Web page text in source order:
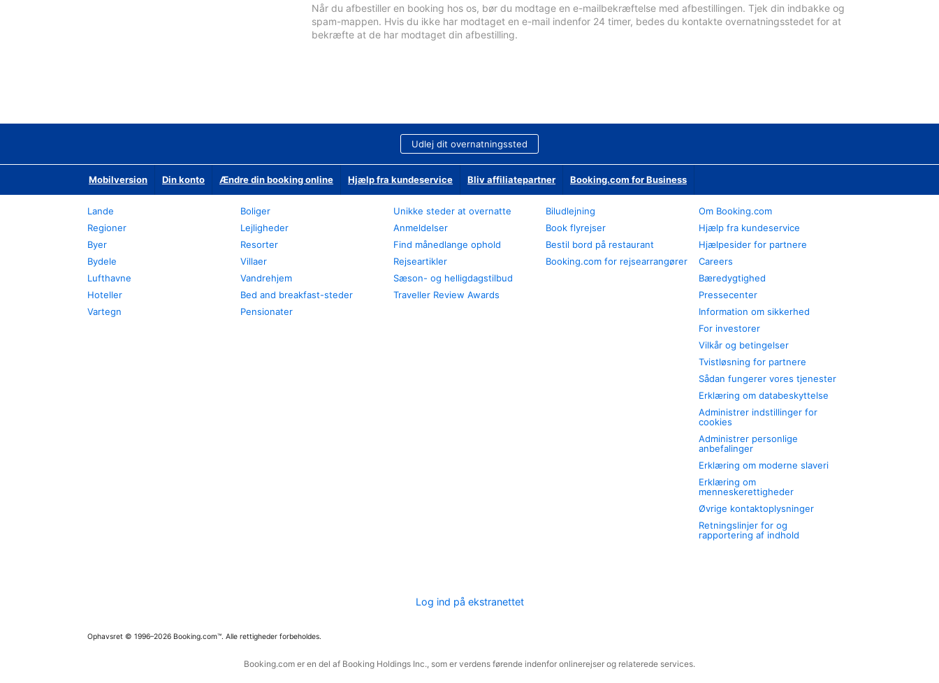
Når du afbestiller en booking hos os, bør du modtage en e-mailbekræftelse med afbestillingen. Tjek din indbakke og
spam-mappen. Hvis du ikke har modtaget en e-mail indenfor 24 timer, bedes du kontakte overnatningsstedet for at
bekræfte at de har modtaget din afbestilling.
Udlej dit overnatningssted
Mobilversion Din konto Ændre din booking online Hjælp fra kundeservice Bliv affiliatepartner Booking.com for Business
Lande
Regioner
Byer
Bydele
Lufthavne
Hoteller
Vartegn
Boliger
Lejligheder
Resorter
Villaer
Vandrehjem
Bed and breakfast-steder
Pensionater
Unikke steder at overnatte
Anmeldelser
Find månedlange ophold
Rejseartikler
Sæson- og helligdagstilbud
Traveller Review Awards
Biludlejning
Book flyrejser
Bestil bord på restaurant
Booking.com for rejsearrangører
Om Booking.com
Hjælp fra kundeservice
Hjælpesider for partnere
Careers
Bæredygtighed
Pressecenter
Information om sikkerhed
For investorer
Vilkår og betingelser
Tvistløsning for partnere
Sådan fungerer vores tjenester
Erklæring om databeskyttelse
Administrer indstillinger for
cookies
Administrer personlige
anbefalinger
Erklæring om moderne slaveri
Erklæring om
menneskerettigheder
Øvrige kontaktoplysninger
Retningslinjer for og
rapportering af indhold
Log ind på ekstranettet
Ophavsret © 1996–2026 Booking.com™. Alle rettigheder forbeholdes.
Booking.com er en del af Booking Holdings Inc., som er verdens førende indenfor onlinerejser og relaterede services.